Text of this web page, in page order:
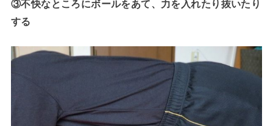
③不快なところにボールをあて、力を入れたり抜いたり
する